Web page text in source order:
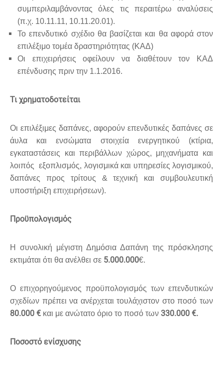
συμπεριλαμβάνοντας όλες τις περαιτέρω αναλύσεις
(π.χ. 10.11.11, 10.11.20.01).
Το επενδυτικό σχέδιο θα βασίζεται και θα αφορά στον
επιλέξιμο τομέα δραστηριότητας (ΚΑΔ)
Οι επιχειρήσεις οφείλουν να διαθέτουν τον ΚΑΔ
επένδυσης πριν την 1.1.2016.
Τι χρηματοδοτείται
Οι επιλέξιμες δαπάνες, αφορούν επενδυτικές δαπάνες σε
άυλα και ενσώματα στοιχεία ενεργητικού (κτίρια,
εγκαταστάσεις και περιβάλλων χώρος, μηχανήματα και
λοιπός εξοπλισμός, λογισμικά και υπηρεσίες λογισμικού,
δαπάνες προς τρίτους & τεχνική και συμβουλευτική
υποστήριξη επιχειρήσεων).
Προϋπολογισμός
Η συνολική μέγιστη Δημόσια Δαπάνη της πρόσκλησης
εκτιμάται ότι θα ανέλθει σε 5.000.000€.
Ο επιχορηγούμενος προϋπολογισμός των επενδυτικών
σχεδίων πρέπει να ανέρχεται τουλάχιστον στο ποσό των
80.000 € και με ανώτατο όριο το ποσό των 330.000 €.
Ποσοστό ενίσχυσης